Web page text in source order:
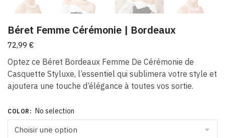
Béret Femme Cérémonie​ | Bordeaux
72,99 €
Optez ce Béret Bordeaux Femme De Cérémonie de
Casquette Styluxe, l’essentiel qui sublimera votre style et
ajoutera une touche d’élégance à toutes vos sortie.
COLOR : No selection